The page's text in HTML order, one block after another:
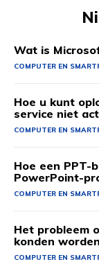
Wat is
COMPUTER EN
Hoe u kunt
service niet
COMPUTER EN
Hoe een PPT-
PowerPoint-
COMPUTER EN
Het probleem
konden
COMPUTER EN